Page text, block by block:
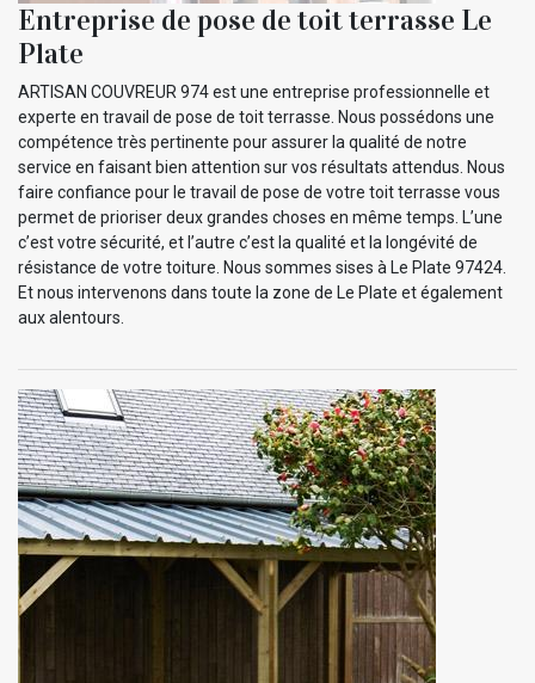
Entreprise de pose de toit terrasse Le
Plate
ARTISAN COUVREUR 974 est une entreprise professionnelle et
experte en travail de pose de toit terrasse. Nous possédons une
compétence très pertinente pour assurer la qualité de notre
service en faisant bien attention sur vos résultats attendus. Nous
faire confiance pour le travail de pose de votre toit terrasse vous
permet de prioriser deux grandes choses en même temps. L’une
c’est votre sécurité, et l’autre c’est la qualité et la longévité de
résistance de votre toiture. Nous sommes sises à Le Plate 97424.
Et nous intervenons dans toute la zone de Le Plate et également
aux alentours.